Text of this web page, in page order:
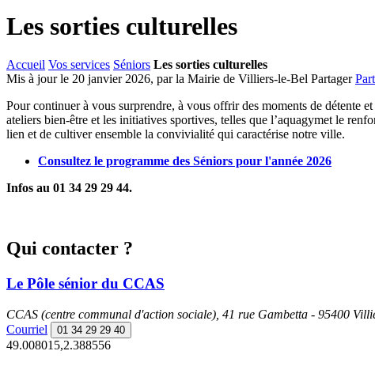
Les sorties culturelles
Accueil Vos services Séniors Les sorties culturelles
Mis à jour le 20 janvier 2026, par la Mairie de Villiers-le-Bel Partager
Pour continuer à vous surprendre, à vous offrir des moments de détente
ateliers bien-être et les initiatives sportives, telles que l’aquagymet le
lien et de cultiver ensemble la convivialité qui caractérise notre ville.
Consultez le programme des Séniors pour l'année 2026
Infos au 01 34 29 29 44.
Qui contacter ?
Le Pôle sénior du CCAS
CCAS (centre communal d'action sociale), 41 rue Gambetta - 95400
Courriel
01 34 29 29 40
49.008015,2.388556